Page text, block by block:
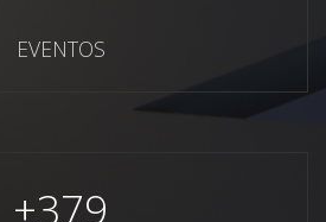
EVENTOS
+379